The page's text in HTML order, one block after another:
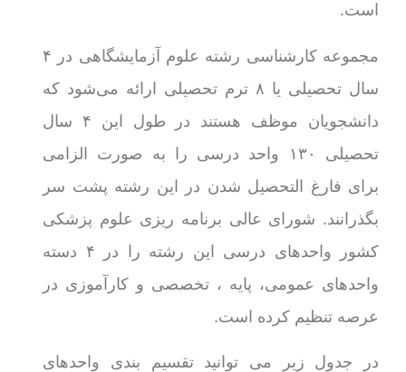
است.
مجموعه کارشناسی رشته علوم آزمایشگاهی در ۴
سال تحصیلی یا ۸ ترم تحصیلی ارائه می‌شود که
دانشجویان موظف هستند در طول این ۴ سال
تحصیلی ۱۳۰ واحد درسی را به صورت الزامی
برای فارغ التحصیل شدن در این رشته پشت سر
بگذرانند. شورای عالی برنامه ریزی علوم پزشکی
کشور واحدهای درسی این رشته را در ۴ دسته
واحدهای عمومی، پایه ، تخصصی و کارآموزی در
عرصه تنظیم کرده است.
در جدول زیر می توانید تقسیم بندی واحدهای